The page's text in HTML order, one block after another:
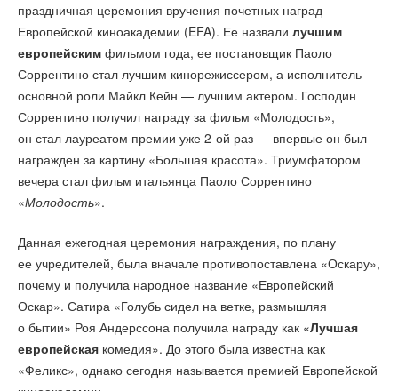
праздничная церемония вручения почетных наград
Европейской киноакадемии (EFA). Ее назвали лучшим
европейским фильмом года, ее постановщик Паоло
Соррентино стал лучшим кинорежиссером, а исполнитель
основной роли Майкл Кейн — лучшим актером. Господин
Соррентино получил награду за фильм «Молодость»,
он стал лауреатом премии уже 2-ой раз — впервые он был
награжден за картину «Большая красота». Триумфатором
вечера стал фильм итальянца Паоло Соррентино
«Молодость».
Данная ежегодная церемония награждения, по плану
ее учредителей, была вначале противопоставлена «Оскару»,
почему и получила народное название «Европейский
Оскар». Сатира «Голубь сидел на ветке, размышляя
о бытии» Роя Андерссона получила награду как «Лучшая
европейская комедия». До этого была известна как
«Феликс», однако сегодня называется премией Европейской